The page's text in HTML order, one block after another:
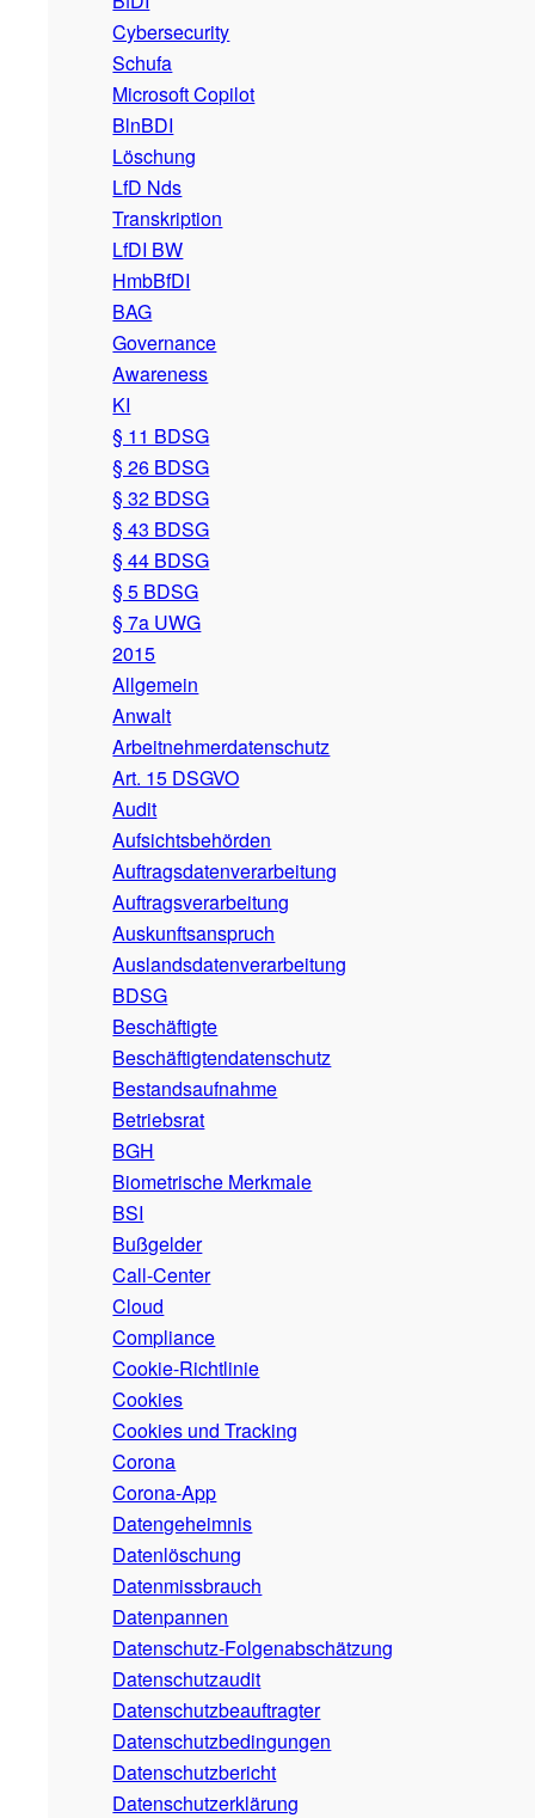
Cybersecurity
Schufa
Microsoft Copilot
BlnBDI
Löschung
LfD Nds
Transkription
LfDI BW
HmbBfDI
BAG
Governance
Awareness
KI
§ 11 BDSG
§ 26 BDSG
§ 32 BDSG
§ 43 BDSG
§ 44 BDSG
§ 5 BDSG
§ 7a UWG
2015
Allgemein
Anwalt
Arbeitnehmerdatenschutz
Art. 15 DSGVO
Audit
Aufsichtsbehörden
Auftragsdatenverarbeitung
Auftragsverarbeitung
Auskunftsanspruch
Auslandsdatenverarbeitung
BDSG
Beschäftigte
Beschäftigtendatenschutz
Bestandsaufnahme
Betriebsrat
BGH
Biometrische Merkmale
BSI
Bußgelder
Call-Center
Cloud
Compliance
Cookie-Richtlinie
Cookies
Cookies und Tracking
Corona
Corona-App
Datengeheimnis
Datenlöschung
Datenmissbrauch
Datenpannen
Datenschutz-Folgenabschätzung
Datenschutzaudit
Datenschutzbeauftragter
Datenschutzbedingungen
Datenschutzbericht
Datenschutzerklärung